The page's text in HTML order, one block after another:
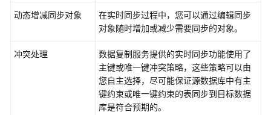
动态增减同步对象 在实时同步过程中，您可以通过编辑同步
对象随时增加或减少需要同步的对象。
冲突处理 数据复制服务提供的实时同步功能使用了
主键或唯一键冲突策略，这些策略可以由
您自主选择，尽可能保证源数据库中有主
键约束或唯一键约束的表同步到目标数据
库是符合预期的。